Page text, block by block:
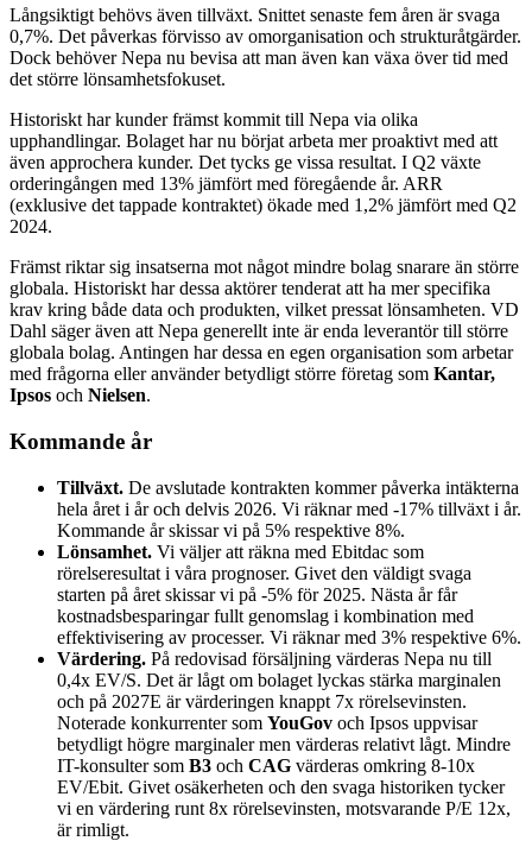
Långsiktigt behövs även tillväxt. Snittet senaste fem åren är svaga
0,7%. Det påverkas förvisso av omorganisation och strukturåtgärder.
Dock behöver Nepa nu bevisa att man även kan växa över tid med
det större lönsamhetsfokuset.
Historiskt har kunder främst kommit till Nepa via olika
upphandlingar. Bolaget har nu börjat arbeta mer proaktivt med att
även approchera kunder. Det tycks ge vissa resultat. I Q2 växte
orderingången med 13% jämfört med föregående år. ARR
(exklusive det tappade kontraktet) ökade med 1,2% jämfört med Q2
2024.
Främst riktar sig insatserna mot något mindre bolag snarare än större
globala. Historiskt har dessa aktörer tenderat att ha mer specifika
krav kring både data och produkten, vilket pressat lönsamheten. VD
Dahl säger även att Nepa generellt inte är enda leverantör till större
globala bolag. Antingen har dessa en egen organisation som arbetar
med frågorna eller använder betydligt större företag som Kantar,
Ipsos och Nielsen.
Kommande år
Tillväxt. De avslutade kontrakten kommer påverka intäkterna
hela året i år och delvis 2026. Vi räknar med -17% tillväxt i år.
Kommande år skissar vi på 5% respektive 8%.
Lönsamhet. Vi väljer att räkna med Ebitdac som
rörelseresultat i våra prognoser. Givet den väldigt svaga
starten på året skissar vi på -5% för 2025. Nästa år får
kostnadsbesparingar fullt genomslag i kombination med
effektivisering av processer. Vi räknar med 3% respektive 6%.
Värdering. På redovisad försäljning värderas Nepa nu till
0,4x EV/S. Det är lågt om bolaget lyckas stärka marginalen
och på 2027E är värderingen knappt 7x rörelsevinsten.
Noterade konkurrenter som YouGov och Ipsos uppvisar
betydligt högre marginaler men värderas relativt lågt. Mindre
IT-konsulter som B3 och CAG värderas omkring 8-10x
EV/Ebit. Givet osäkerheten och den svaga historiken tycker
vi en värdering runt 8x rörelsevinsten, motsvarande P/E 12x,
är rimligt.